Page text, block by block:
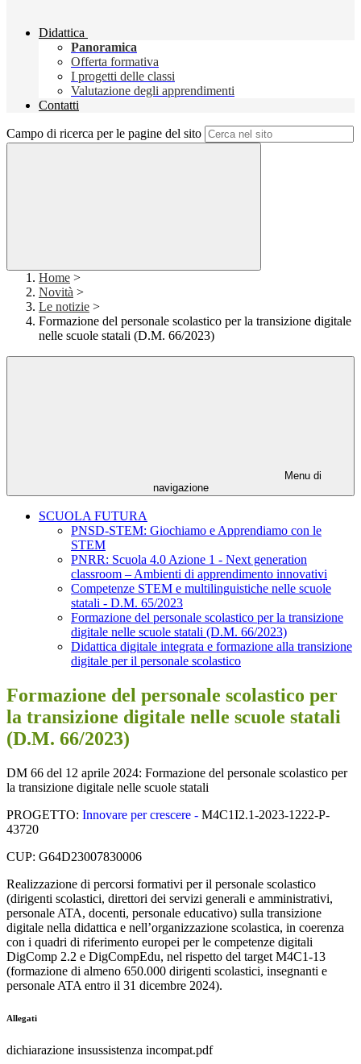
Didattica
Panoramica
Offerta formativa
I progetti delle classi
Valutazione degli apprendimenti
Contatti
Campo di ricerca per le pagine del sito
Home >
Novità >
Le notizie >
Formazione del personale scolastico per la transizione digitale
nelle scuole statali (D.M. 66/2023)
Menu di
navigazione
SCUOLA FUTURA
PNSD-STEM: Giochiamo e Apprendiamo con le
STEM
PNRR: Scuola 4.0 Azione 1 - Next generation
classroom – Ambienti di apprendimento innovativi
Competenze STEM e multilinguistiche nelle scuole
statali - D.M. 65/2023
Formazione del personale scolastico per la transizione
digitale nelle scuole statali (D.M. 66/2023)
Didattica digitale integrata e formazione alla transizione
digitale per il personale scolastico
Formazione del personale scolastico per
la transizione digitale nelle scuole statali
(D.M. 66/2023)
DM 66 del 12 aprile 2024: Formazione del personale scolastico per
la transizione digitale nelle scuole statali
PROGETTO: Innovare per crescere - M4C1I2.1-2023-1222-P-
43720
CUP: G64D23007830006
Realizzazione di percorsi formativi per il personale scolastico
(dirigenti scolastici, direttori dei servizi generali e amministrativi,
personale ATA, docenti, personale educativo) sulla transizione
digitale nella didattica e nell’organizzazione scolastica, in coerenza
con i quadri di riferimento europei per le competenze digitali
DigComp 2.2 e DigCompEdu, nel rispetto del target M4C1-13
(formazione di almeno 650.000 dirigenti scolastici, insegnanti e
personale ATA entro il 31 dicembre 2024).
Allegati
dichiarazione insussistenza incompat.pdf